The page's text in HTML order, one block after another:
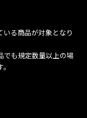
る商品が対象となり
でも規定数量以上の場